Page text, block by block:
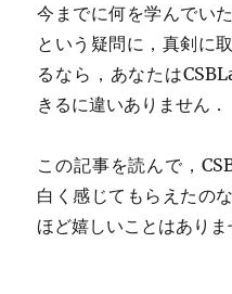
今までに何を学んでい
という疑問に，真剣に
るなら，あなたは
きるに違いありません．
この記事を読んで，
白く感じてもらえたの
ほど嬉しいことはありま